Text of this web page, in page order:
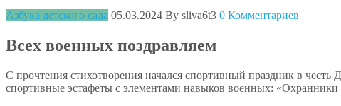
Азбука детского сада 05.03.2024 By sliva6t3 0 Комментариев
Всех военных поздравляем
С прочтения стихотворения начался спортивный праздник в
спортивные эстафеты с элементами навыков военных: